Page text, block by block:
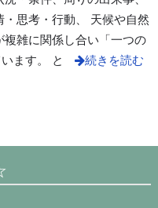
思考・行動、 天候や自然
雑に関係し合い「一つの
ます。 と
続きを読む